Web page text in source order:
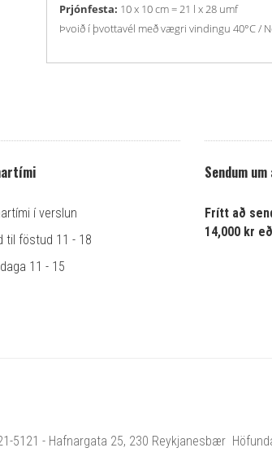
Prjónfesta: 10 x 10 cm = 21 l x 28 umf
Þvoið í þvottavél með vægri vindingu 40°C /
í verslun
til föstud 11 - 18
11 - 15
Sendum
Frítt að
14,000 kr
5121 - Hafnargata 25, 230 Reykjanesbær